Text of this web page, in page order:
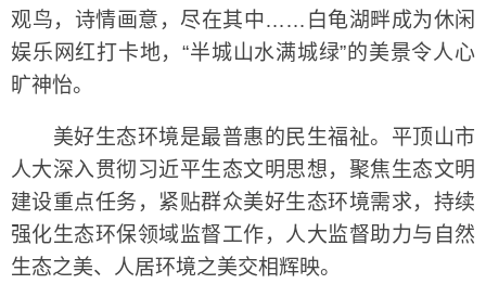
观鸟，诗情画意，尽在其中……白龟湖畔成为休闲
娱乐网红打卡地，“半城山水满城绿”的美景令人心
旷神怡。
美好生态环境是最普惠的民生福祉。平顶山市
人大深入贯彻习近平生态文明思想，聚焦生态文明
建设重点任务，紧贴群众美好生态环境需求，持续
强化生态环保领域监督工作，人大监督助力与自然
生态之美、人居环境之美交相辉映。